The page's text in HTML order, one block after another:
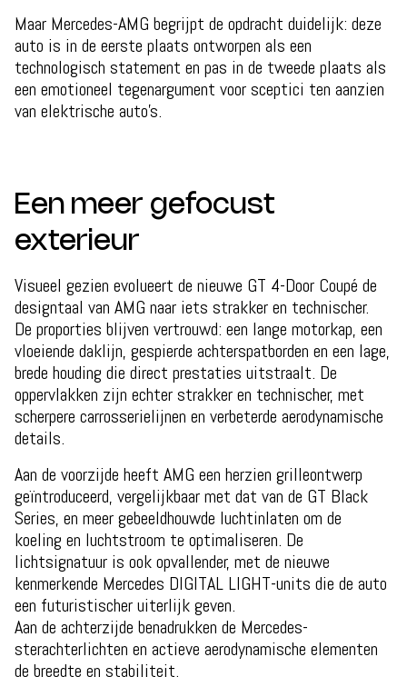
Maar Mercedes-AMG begrijpt de opdracht duidelijk: deze
auto is in de eerste plaats ontworpen als een
technologisch statement en pas in de tweede plaats als
een emotioneel tegenargument voor sceptici ten aanzien
van elektrische auto's.
Een meer gefocust
exterieur
Visueel gezien evolueert de nieuwe GT 4-Door Coupé de
designtaal van AMG naar iets strakker en technischer.
De proporties blijven vertrouwd: een lange motorkap, een
vloeiende daklijn, gespierde achterspatborden en een lage,
brede houding die direct prestaties uitstraalt. De
oppervlakken zijn echter strakker en technischer, met
scherpere carrosserielijnen en verbeterde aerodynamische
details.
Aan de voorzijde heeft AMG een herzien grilleontwerp
geïntroduceerd, vergelijkbaar met dat van de GT Black
Series, en meer gebeeldhouwde luchtinlaten om de
koeling en luchtstroom te optimaliseren. De
lichtsignatuur is ook opvallender, met de nieuwe
kenmerkende Mercedes DIGITAL LIGHT-units die de auto
een futuristischer uiterlijk geven.
Aan de achterzijde benadrukken de Mercedes-
sterachterlichten en actieve aerodynamische elementen
de breedte en stabiliteit.